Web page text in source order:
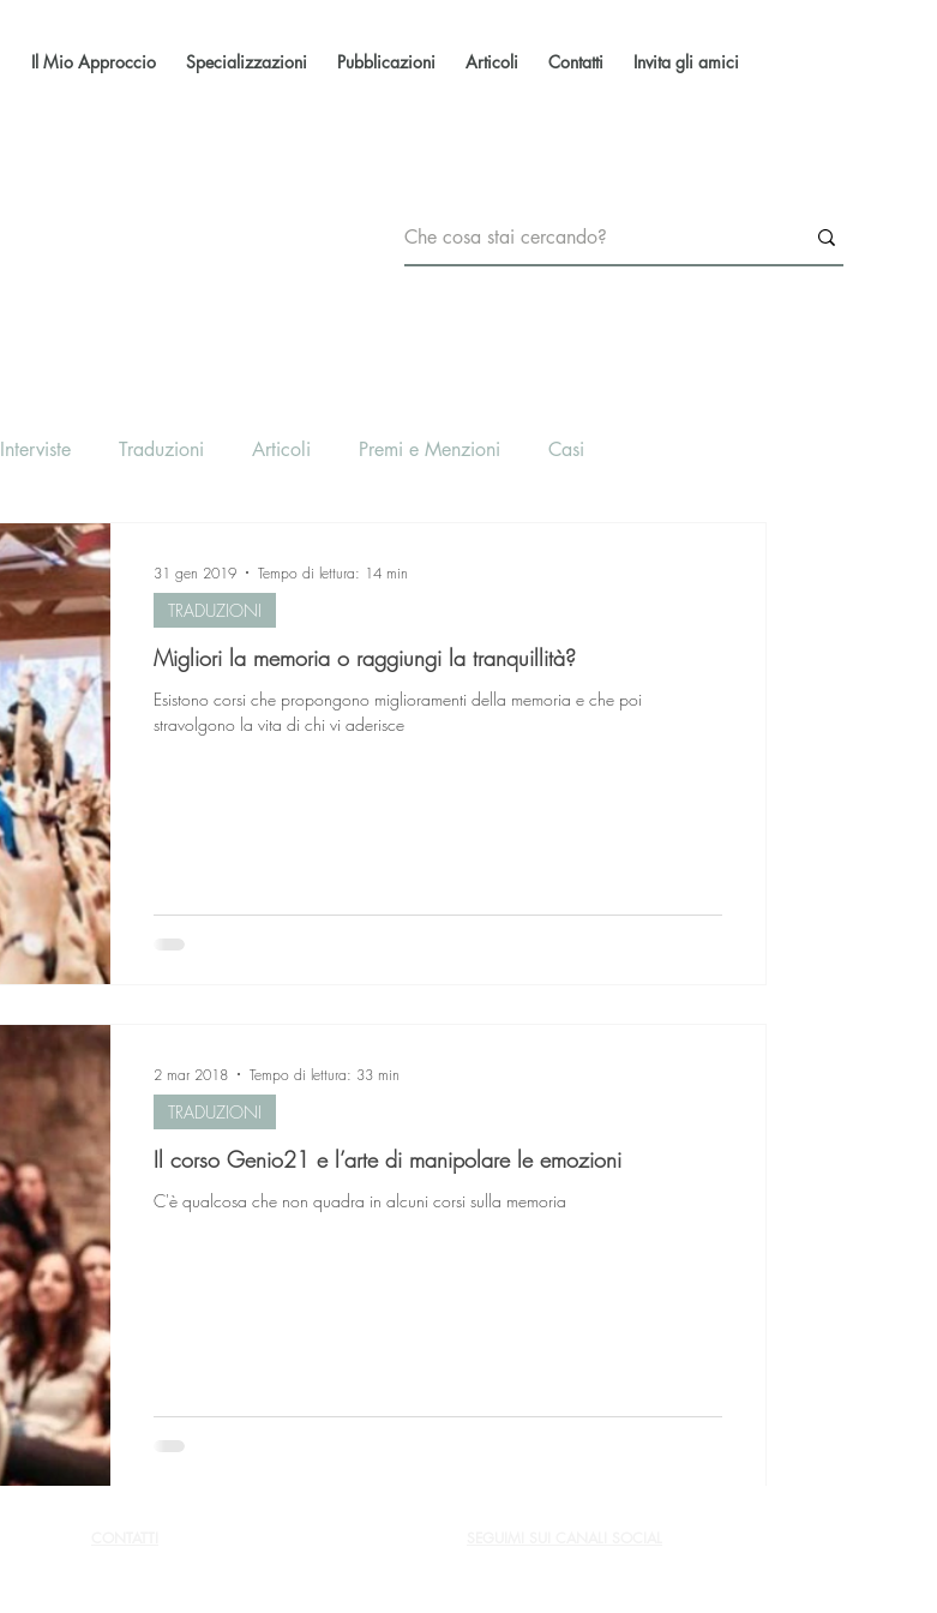
Il Mio Approccio Specializzazioni Pubblicazioni Articoli Contatti Invita gli amici
Interviste Traduzioni Articoli Premi e Menzioni Casi
Migliori la memoria o raggiungi la tranquillità?
Esistono corsi che propongono miglioramenti della memoria e che poi
stravolgono la vita di chi vi aderisce
TRADUZIONI
31 gen 2019 Tempo di lettura: 14 min
Il corso Genio21 e l’arte di manipolare le emozioni
C'è qualcosa che non quadra in alcuni corsi sulla memoria
TRADUZIONI
2 mar 2018 Tempo di lettura: 33 min